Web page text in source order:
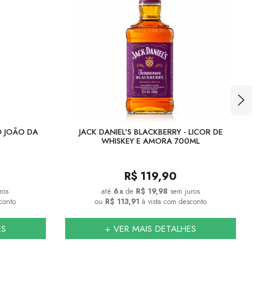
JOÃO DA JACK DANIEL'S BLACKBERRY - LICOR DE
WHISKEY E AMORA 700ML
R$ 119,90
6x de R$ 19,98 sem juros
ou R$ 113,91 à vista com desconto
+ VER MAIS DETALHES